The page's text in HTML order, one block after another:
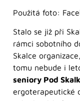
Použitá foto:
Stalo se již při
rámci sobotního
Skalce
tomu nebude i
seniory Pod
ergoterapeutické